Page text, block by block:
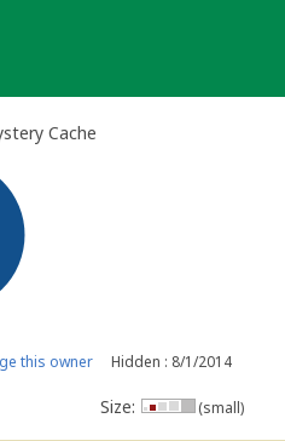
Cache
this owner Hidden : 8/1/2014
Size: (small)